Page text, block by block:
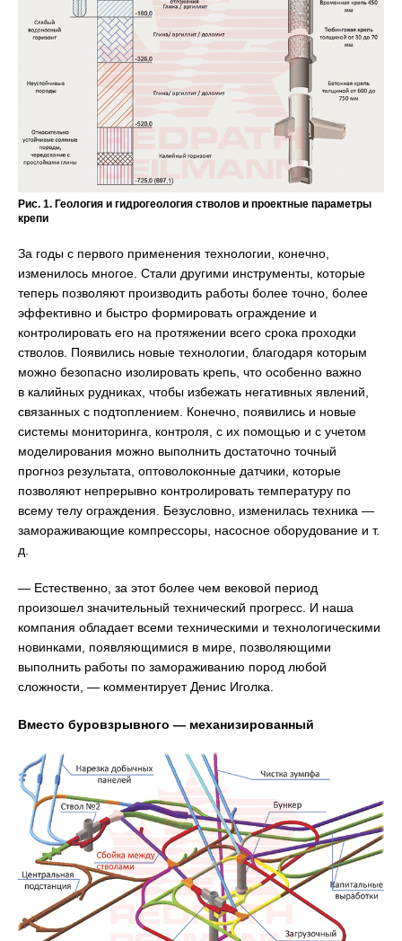
Рис. 1. Геология и гидрогеология стволов и проектные параметры
крепи
За годы с первого применения технологии, конечно,
изменилось многое. Стали другими инструменты, которые
теперь позволяют производить работы более точно, более
эффективно и быстро формировать ограждение и
контролировать его на протяжении всего срока проходки
стволов. Появились новые технологии, благодаря которым
можно безопасно изолировать крепь, что особенно важно
в калийных рудниках, чтобы избежать негативных явлений,
связанных с подтоплением. Конечно, появились и новые
системы мониторинга, контроля, с их помощью и с учетом
моделирования можно выполнить достаточно точный
прогноз результата, оптоволоконные датчики, которые
позволяют непрерывно контролировать температуру по
всему телу ограждения. Безусловно, изменилась техника —
замораживающие компрессоры, насосное оборудование и т.
д.
— Естественно, за этот более чем вековой период
произошел значительный технический прогресс. И наша
компания обладает всеми техническими и технологическими
новинками, появляющимися в мире, позволяющими
выполнить работы по замораживанию пород любой
сложности, — комментирует Денис Иголка.
Вместо буровзрывного — механизированный